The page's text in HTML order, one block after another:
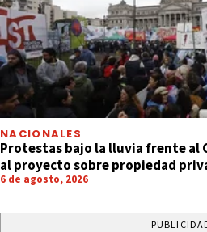
NACIONALES
Protestas bajo la lluvia frente al
al proyecto sobre propiedad
6 de agosto, 2026